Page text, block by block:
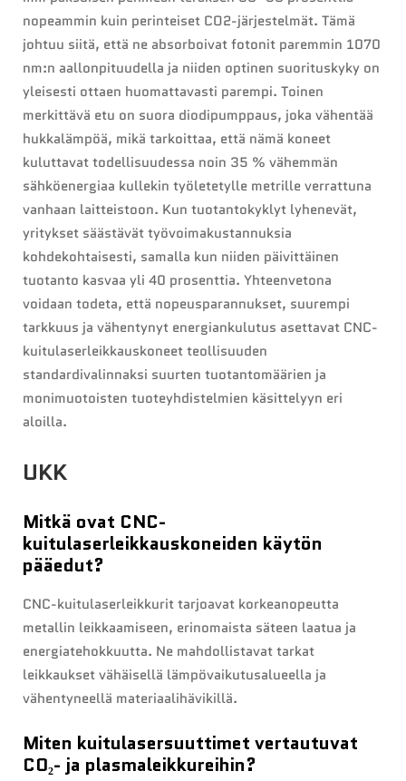
nopeammin kuin perinteiset CO2-järjestelmät. Tämä
johtuu siitä, että ne absorboivat fotonit paremmin 1070
nm:n aallonpituudella ja niiden optinen suorituskyky on
yleisesti ottaen huomattavasti parempi. Toinen
merkittävä etu on suora diodipumppaus, joka vähentää
hukkalämpöä, mikä tarkoittaa, että nämä koneet
kuluttavat todellisuudessa noin 35 % vähemmän
sähköenergiaa kullekin työletetylle metrille verrattuna
vanhaan laitteistoon. Kun tuotantokyklyt lyhenevät,
yritykset säästävät työvoimakustannuksia
kohdekohtaisesti, samalla kun niiden päivittäinen
tuotanto kasvaa yli 40 prosenttia. Yhteenvetona
voidaan todeta, että nopeusparannukset, suurempi
tarkkuus ja vähentynyt energiankulutus asettavat CNC-
kuitulaserleikkauskoneet teollisuuden
standardivalinnaksi suurten tuotantomäärien ja
monimuotoisten tuoteyhdistelmien käsittelyyn eri
aloilla.
UKK
Mitkä ovat CNC-
kuitulaserleikkauskoneiden käytön
pääedut?
CNC-kuitulaserleikkurit tarjoavat korkeanopeutta
metallin leikkaamiseen, erinomaista säteen laatua ja
energiatehokkuutta. Ne mahdollistavat tarkat
leikkaukset vähäisellä lämpövaikutusalueella ja
vähentyneellä materiaalihävikillä.
Miten kuitulasersuuttimet vertautuvat
CO₂- ja plasmaleikkureihin?